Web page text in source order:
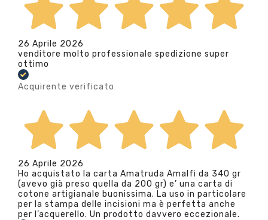
26 Aprile 2026
venditore molto professionale spedizione super
ottimo
Acquirente verificato
26 Aprile 2026
Ho acquistato la carta Amatruda Amalfi da 340 gr
(avevo già preso quella da 200 gr) e’ una carta di
cotone artigianale buonissima. La uso in particolare
per la stampa delle incisioni ma è perfetta anche
per l’acquerello. Un prodotto davvero eccezionale.